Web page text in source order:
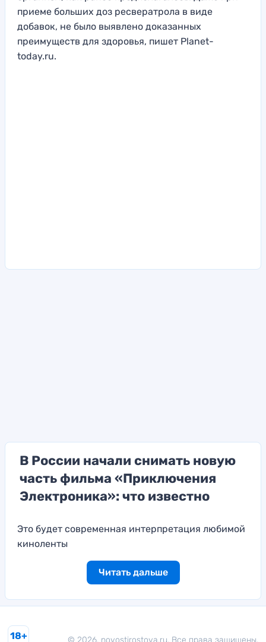
приеме больших доз ресвератрола в виде
добавок, не было выявлено доказанных
преимуществ для здоровья, пишет Planet-
today.ru.
В России начали снимать новую
часть фильма «Приключения
Электроника»: что известно
Это будет современная интерпретация любимой
киноленты
Читать дальше
18+ © 2026. novostirostova.ru. Все права защищены.